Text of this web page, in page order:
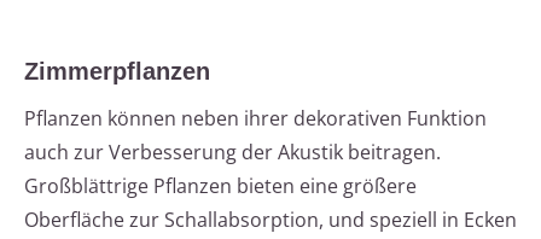
Zimmerpflanzen
Pflanzen können neben ihrer dekorativen Funktion
auch zur Verbesserung der Akustik beitragen.
Großblättrige Pflanzen bieten eine größere
Oberfläche zur Schallabsorption, und speziell in Ecken